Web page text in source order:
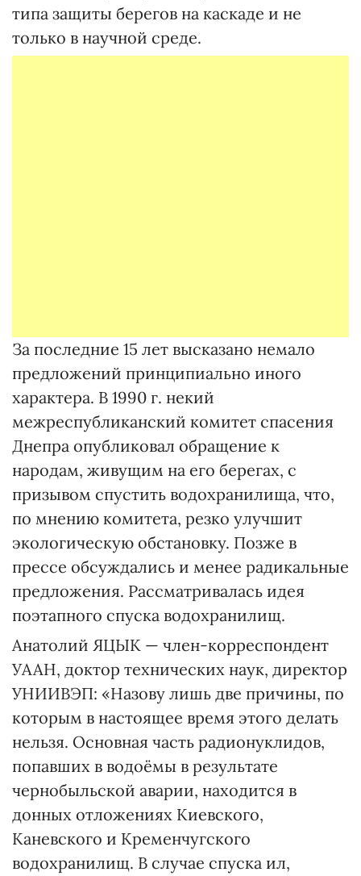
типа защиты берегов на каскаде и не
только в научной среде.
За последние 15 лет высказано немало
предложений принципиально иного
характера. В 1990 г. некий
межреспубликанский комитет спасения
Днепра опубликовал обращение к
народам, живущим на его берегах, с
призывом спустить водохранилища, что,
по мнению комитета, резко улучшит
экологическую обстановку. Позже в
прессе обсуждались и менее радикальные
предложения. Рассматривалась идея
поэтапного спуска водохранилищ.
Анатолий ЯЦЫК — член-корреспондент
УААН, доктор технических наук, директор
УНИИВЭП: «Назову лишь две причины, по
которым в настоящее время этого делать
нельзя. Основная часть радионуклидов,
попавших в водоёмы в результате
чернобыльской аварии, находится в
донных отложениях Киевского,
Каневского и Кременчугского
водохранилищ. В случае спуска ил,